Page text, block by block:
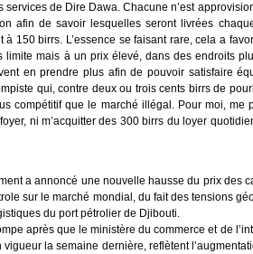
de Dire Dawa. Chacune n’est
afin de savoir lesquelles seront livrées
150 birrs. L’essence se faisant rare, cela a
mais à un prix élevé, dans des endroits
en prendre plus afin de pouvoir satisfaire
qui, contre deux ou trois cents birrs de
compétitif que le marché illégal. Pour moi, me
ni m’acquitter des 300 birrs du loyer
a annoncé une nouvelle hausse du prix des
sur le marché mondial, du fait des tensions
du port pétrolier de Djibouti.
après que le ministère du commerce et de
la semaine dernière, reflètent